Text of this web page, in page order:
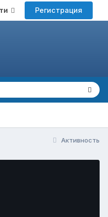
Регистрация
Активность